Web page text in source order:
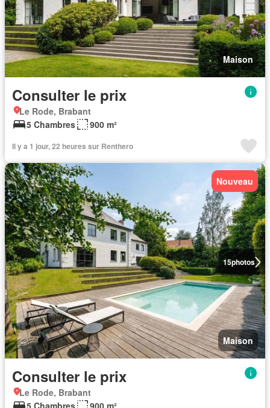
Maison
Consulter le prix
Le Rode, Brabant
5 Chambres
900 m²
Il y a 1 jour, 22 heures sur Renthero
15photos
Nouveau
Maison
Consulter le prix
Le Rode, Brabant
5 Chambres
900 m²